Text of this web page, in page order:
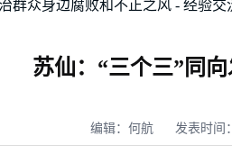
群众身边腐败和不正之风 经验交
苏仙：“三个三”同
编辑：何航 发表时间